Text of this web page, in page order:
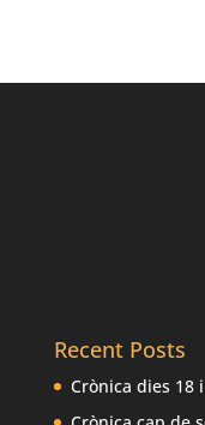
Recent Posts
Crònica dies 18